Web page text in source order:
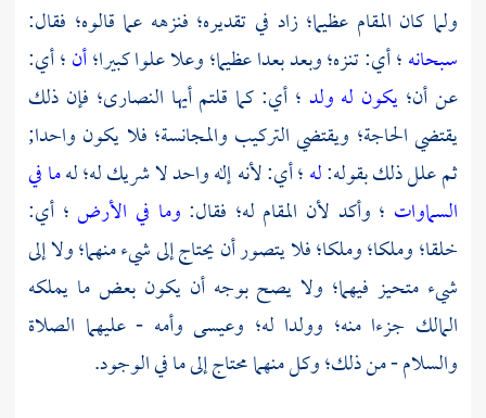
ولما كان المقام عظيما؛ زاد في تقديره؛ فنزهه عما قالوه؛ فقال:
سبحانه؛ أي: تنزه؛ وبعد بعدا عظيما؛ وعلا علوا كبيرا؛أن؛ أي:
عن أن؛ يكون له ولد ؛ أي: كما قلتم أيها النصارى؛ فإن ذلك
يقتضي الحاجة؛ ويقتضي التركيب والمجانسة؛ فلا يكون واحدا;
ثم علل ذلك بقوله:له؛ أي: لأنه إله واحد لا شريك له؛ لهما في
السماوات ؛ وأكد لأن المقام له؛ فقال: وما في الأرض ؛ أي:
خلقا؛ وملكا؛ وملكا؛ فلا يتصور أن يحتاج إلى شيء منهما؛ ولا إلى
شيء متحيز فيهما؛ ولا يصح بوجه أن يكون بعض ما يملكه
المالك جزءا منه؛ وولدا له؛ وعيسى وأمه - عليهما الصلاة
والسلام - من ذلك؛ وكل منهما محتاج إلى ما في الوجود.